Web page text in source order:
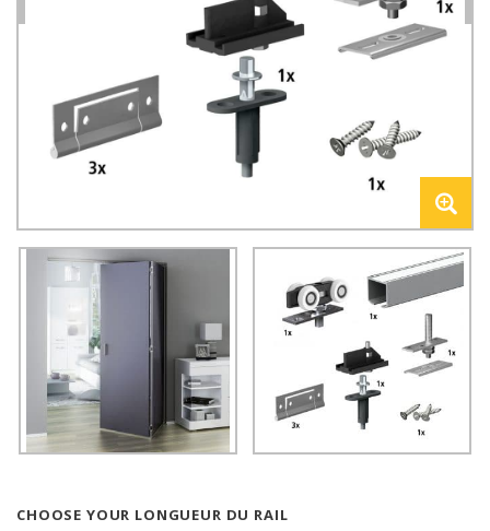
CHOOSE YOUR LONGUEUR DU RAIL